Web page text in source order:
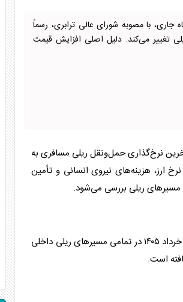
قطار از فردا یکشنبه ۱۷ خرداد ماه جاری، با مصوبه شورای عالی ترابری، رسماً
تغییر می‌کند. دلیل اصلی افزایش قیمت
کلید می‌خورد که آخرین نرخ‌گذاری حمل‌ونقل ریلی مسافری به
ارز، هزینه‌های نیروی انسانی و تأمین
مسیر‌های ریلی بررسی می‌شود.
با موافقت شورای عالی ترابری، از روز یکشنبه ۱۷ خرداد ۱۴۰۵ در تمامی مسیر‌های ریلی داخلی